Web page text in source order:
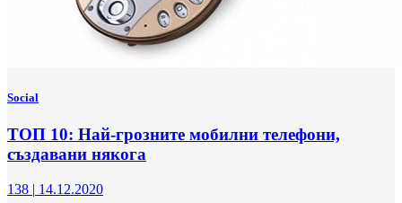
Social
ТОП 10: Най-грозните мобилни телефони,
създавани някога
138 | 14.12.2020